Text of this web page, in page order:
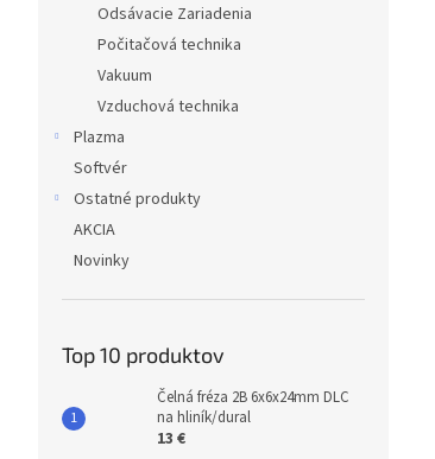
Odsávacie Zariadenia
Počitačová technika
Vakuum
Vzduchová technika
Plazma
Softvér
Ostatné produkty
AKCIA
Novinky
Top 10 produktov
Čelná fréza 2B 6x6x24mm DLC
na hliník/dural
13 €